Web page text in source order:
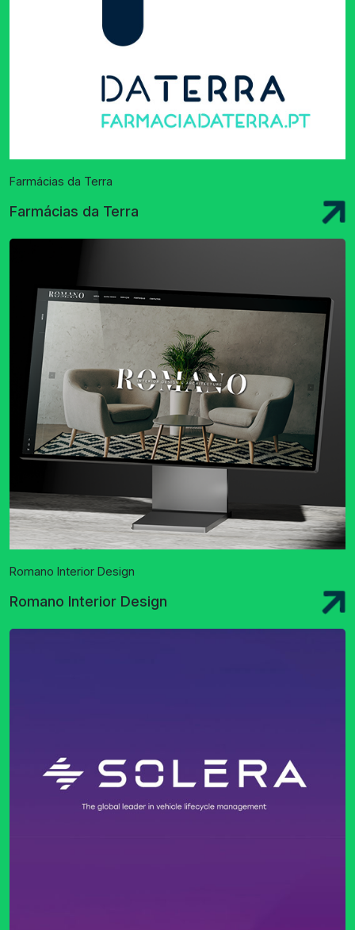
Farmácias da Terra
Farmácias da Terra
Romano Interior Design
Romano Interior Design